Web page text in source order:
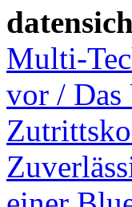
Multi-
vor / Das